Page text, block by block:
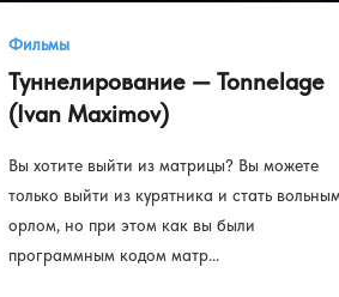
Фильмы
Туннелирование — Tonnelage
(Ivan Maximov)
Вы хотите выйти из матрицы? Вы можете
только выйти из курятника и стать
орлом, но при этом как вы были
программным кодом матр...